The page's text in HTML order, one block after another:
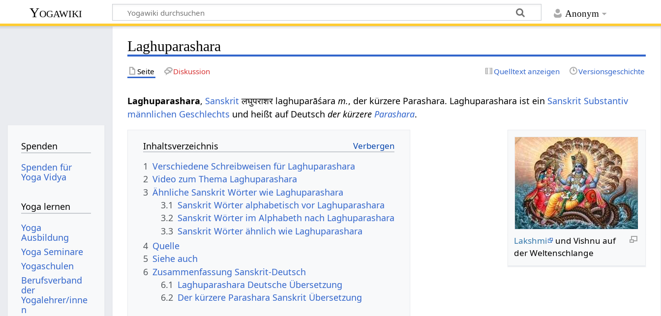
Anonym
Yogawiki
Laghuparashara
Seite Diskussion Quelltext anzeigen Versionsgeschichte
Laghuparashara, Sanskrit लघुपराशर laghuparāśaram., der kürzere Parashara. Laghuparashara ist ein Sanskrit Substantiv
männlichen Geschlechts und heißt auf Deutschder kürzere Parashara.
Lakshmi
und Vishnu auf
der Weltenschlange
Inhaltsverzeichnis
1 Verschiedene Schreibweisen für Laghuparashara
2 Video zum Thema Laghuparashara
3 Ähnliche Sanskrit Wörter wie Laghuparashara
3.1 Sanskrit Wörter alphabetisch vor Laghuparashara
3.2 Sanskrit Wörter im Alphabeth nach Laghuparashara
3.3 Sanskrit Wörter ähnlich wie Laghuparashara
4 Quelle
5 Siehe auch
6 Zusammenfassung Sanskrit-Deutsch
6.1 Laghuparashara Deutsche Übersetzung
6.2 Der kürzere Parashara Sanskrit Übersetzung
Spenden
Spenden für
Yoga Vidya
Yoga lernen
Yoga
Ausbildung
Yoga Seminare
Yogaschulen
Berufsverband
der
Yogalehrer/inne
n